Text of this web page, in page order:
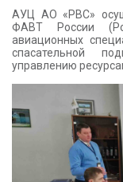
АУЦ АО «РВС»
ФАВТ России
авиационных
спасательной
управлению